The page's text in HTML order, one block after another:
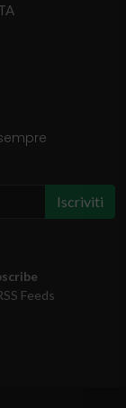
Iscriviti
Feeds